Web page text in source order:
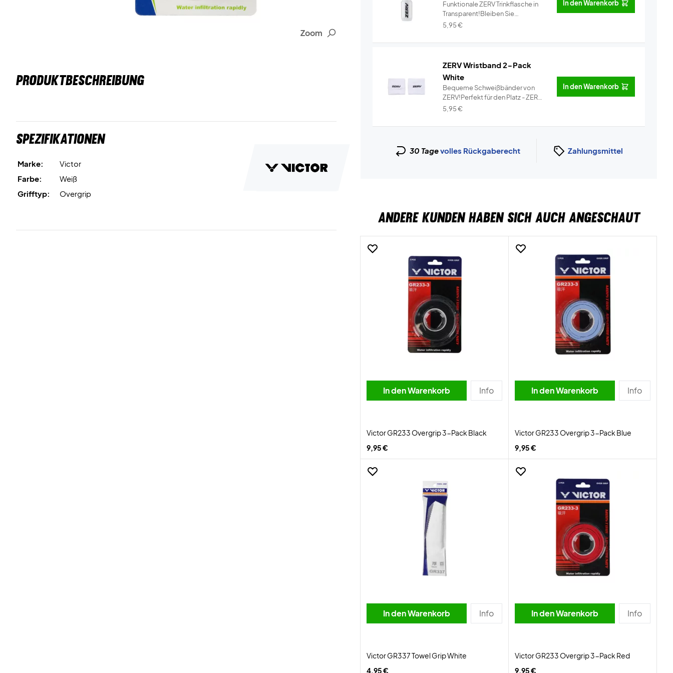
Zoom
PRODUKTBESCHREIBUNG
Spezifikationen
Marke:
Victor
Farbe:
Weiß
Grifftyp:
Overgrip
Funktionale ZERV Trinkflasche in
Transparent!Bleiben Sie
hydratisi...
5,95€
In den Warenkorb
ZERV Wristband 2-Pack
White
Bequeme Schweißbänder von
ZERV!Perfekt für den Platz - ZERV
Wri...
5,95€
In den Warenkorb
30 Tagevolles Rückgaberecht Zahlungsmittel
ANDERE KUNDEN HABEN SICH AUCH ANGESCHAUT
In den Warenkorb Info
Victor GR233 Overgrip 3-Pack Black
9,95 €
In den Warenkorb Info
Victor GR233 Overgrip 3-Pack Blue
9,95 €
In den Warenkorb Info
Victor GR337 Towel Grip White
4,95 €
In den Warenkorb Info
Victor GR233 Overgrip 3-Pack Red
9,95 €